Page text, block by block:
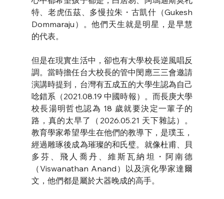
特、老虎伍茲、多慢拉朱・古凱什（Gukesh
Dommaraju）。他們天生就是明星，是早慧
的代表。
但是在現實生活中，卻也有大學校長逆風唱反
調。當時擔任台大校長的管中閔應三三會邀請
演講時提到，台灣有五成五的大學生認為自己
唸錯系（2021.08.19 中國時報）。而長庚大學
校長湯明哲也認為 18 歲就要決定一輩子的
路，真的太早了（2026.05.21 天下雜誌）。
教育學家希望學生在他們的教導下，是璞玉，
經過雕琢後成為璀璨的和氏璧。就像杜甫、貝
多芬、飛人喬丹、維斯瓦納坦・阿南德
（Viswanathan Anand）以及演化學家達爾
文，他們都是屬於大器晚成的高手。